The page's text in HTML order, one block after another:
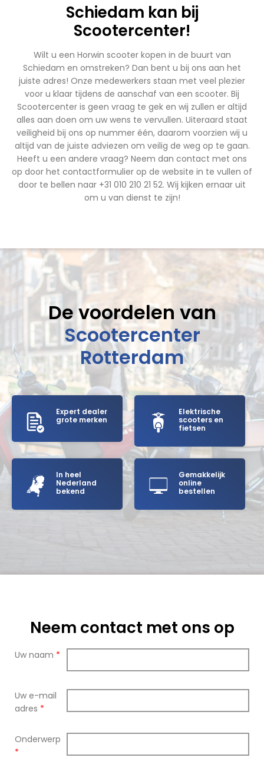
Schiedam kan bij
Scootercenter!
Wilt u een Horwin scooter kopen in de buurt van
Schiedam en omstreken? Dan bent u bij ons aan het
juiste adres! Onze medewerkers staan met veel plezier
voor u klaar tijdens de aanschaf van een scooter. Bij
Scootercenter is geen vraag te gek en wij zullen er altijd
alles aan doen om uw wens te vervullen. Uiteraard staat
veiligheid bij ons op nummer één, daarom voorzien wij u
altijd van de juiste adviezen om veilig de weg op te gaan.
Heeft u een andere vraag? Neem dan contact met ons
op door het contactformulier op de website in te vullen of
door te bellen naar +31 010 210 21 52. Wij kijken ernaar uit
om u van dienst te zijn!
De voordelen van
Scootercenter
Rotterdam
Expert dealer
grote merken
Elektrische
scooters en
fietsen
In heel
Nederland
bekend
Gemakkelijk
online
bestellen
Neem contact met ons op
Uw naam *
Uw e-mail
adres *
Onderwerp
*